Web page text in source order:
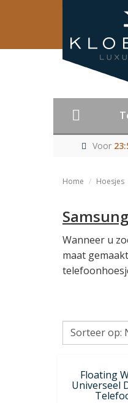
Voor
Home Hoesjes
Wanneer u
maat
Floating
Universeel